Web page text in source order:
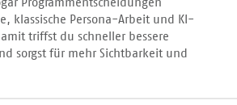
klassische Persona-Arbeit und KI-
triffst du schneller bessere
sorgst für mehr Sichtbarkeit und